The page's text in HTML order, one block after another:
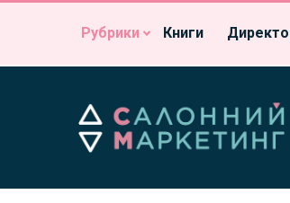
Рубрики Книги